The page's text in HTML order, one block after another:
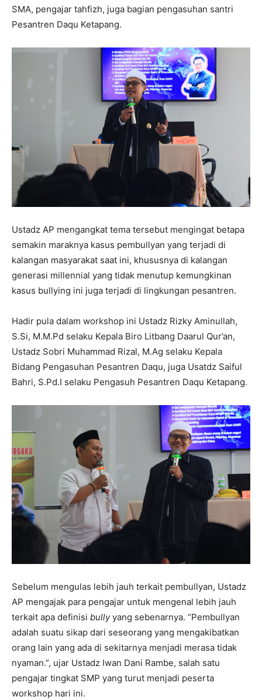
SMA, pengajar tahfizh, juga bagian pengasuhan santri
Pesantren Daqu Ketapang.
Ustadz AP mengangkat tema tersebut mengingat betapa
semakin maraknya kasus pembullyan yang terjadi di
kalangan masyarakat saat ini, khususnya di kalangan
generasi millennial yang tidak menutup kemungkinan
kasus bullying ini juga terjadi di lingkungan pesantren.
Hadir pula dalam workshop ini Ustadz Rizky Aminullah,
S.Si, M.M.Pd selaku Kepala Biro Litbang Daarul Qur’an,
Ustadz Sobri Muhammad Rizal, M.Ag selaku Kepala
Bidang Pengasuhan Pesantren Daqu, juga Usatdz Saiful
Bahri, S.Pd.I selaku Pengasuh Pesantren Daqu Ketapang.
Sebelum mengulas lebih jauh terkait pembullyan, Ustadz
AP mengajak para pengajar untuk mengenal lebih jauh
terkait apa definisi bullyyang sebenarnya. “Pembullyan
adalah suatu sikap dari seseorang yang mengakibatkan
orang lain yang ada di sekitarnya menjadi merasa tidak
nyaman.”, ujar Ustadz Iwan Dani Rambe, salah satu
pengajar tingkat SMP yang turut menjadi peserta
workshop hari ini.